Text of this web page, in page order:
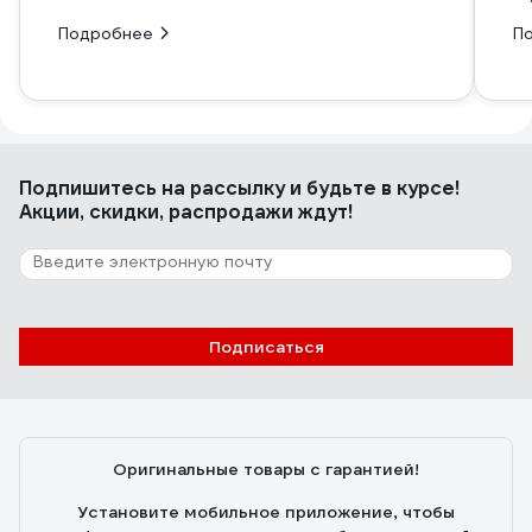
Подробнее
Подпишитесь на рассылкуи будьте в курсе!
Акции, скидки, распродажи ждут!
Подписаться
Оригинальные товары с гарантией!
Установите мобильное приложение, чтобы